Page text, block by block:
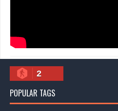
2
POPULAR TAGS